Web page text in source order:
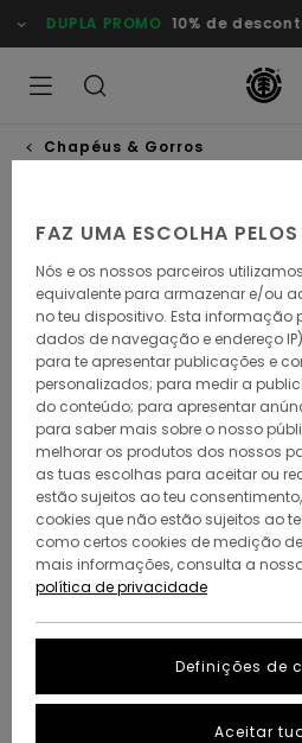
para
a
DUPLA PROMO 10% de desconto
Chapéus & Gorros
FAZ UMA ESCOLHA
Nós e os nossos parceiros
equivalente para armazenar e/ou
no teu dispositivo. Esta informação
dados de navegação e endereço
para te apresentar publicações e
personalizados; para medir a
do conteúdo; para apresentar
para saber mais sobre o nosso
melhorar os produtos dos nossos
as tuas escolhas para aceitar ou
estão sujeitos ao teu
cookies que não estão sujeitos ao
como certos cookies de medição
mais informações, consulta a
política de privacidade
Definições de
Aceitar